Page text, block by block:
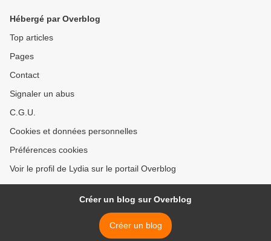
Hébergé par Overblog
Top articles
Pages
Contact
Signaler un abus
C.G.U.
Cookies et données personnelles
Préférences cookies
Voir le profil de Lydia sur le portail Overblog
Créer un blog sur Overblog
Créer un blog